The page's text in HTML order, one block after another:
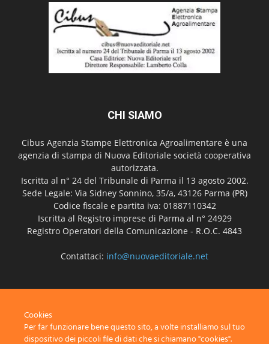
CHI SIAMO
Cibus Agenzia Stampe Elettronica Agroalimentare è una
agenzia di stampa di Nuova Editoriale società cooperativa
autorizzata.
Iscritta al n° 24 del Tribunale di Parma il 13 agosto 2002.
Sede Legale: Via Sidney Sonnino, 35/a, 43126 Parma (PR)
Codice fiscale e partita iva: 01887110342
Iscritta al Registro imprese di Parma al n° 24929
Registro Operatori della Comunicazione - R.O.C. 4843
Contattaci: info@nuovaeditoriale.net
Cookies
Per far funzionare bene questo sito, a volte installiamo sul tuo
dispositivo dei piccoli file di dati che si chiamano "cookies".